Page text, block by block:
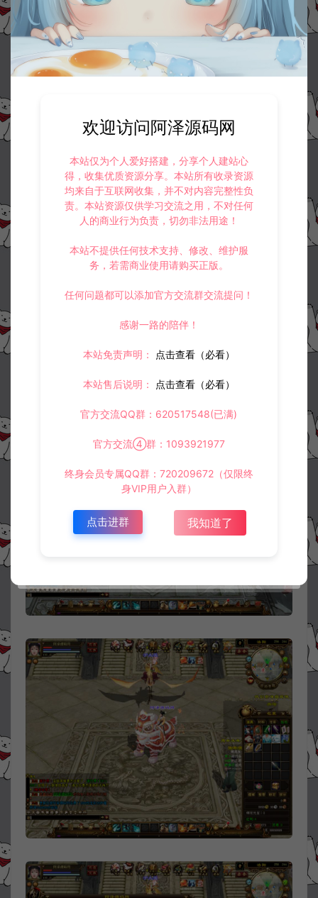
欢迎访问阿泽源码网
本站仅为个人爱好搭建，分享个人建站心
得，收集优质资源分享。本站所有收录资源
均来自于互联网收集，并不对内容完整性负
责。本站资源仅供学习交流之用，不对任何
人的商业行为负责，切勿非法用途！
本站不提供任何技术支持、修改、维护服
务，若需商业使用请购买正版。
任何问题都可以添加官方交流群交流提问！
感谢一路的陪伴！
本站免责声明： 点击查看（必看）
本站售后说明： 点击查看（必看）
官方交流QQ群：620517548(已满)
官方交流④群：1093921977
终身会员专属QQ群：720209672（仅限终
身VIP用户入群）
点击进群 我知道了